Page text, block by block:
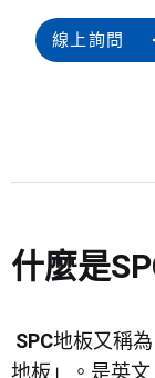
線上詢問
什麼是
SPC地板又稱
地板」。是英